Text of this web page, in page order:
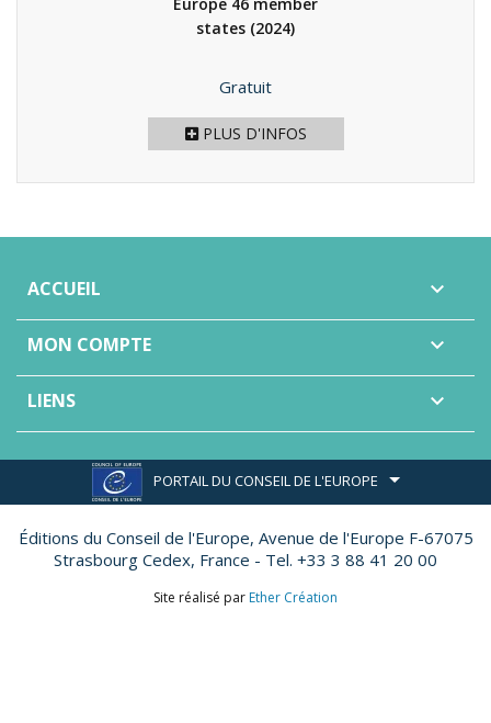
states (2024)
Prix
Gratuit
PLUS D'INFOS
ACCUEIL 
MON COMPTE 
LIENS 
PORTAIL DU CONSEIL DE L'EUROPE
Éditions du Conseil de l'Europe, Avenue de l'Europe F-67075
Strasbourg Cedex, France - Tel. +33 3 88 41 20 00
Site réalisé par Ether Création